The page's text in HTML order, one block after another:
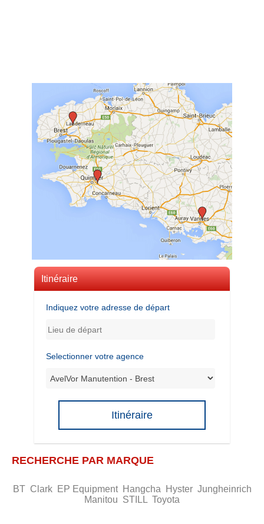
Itinéraire
Indiquez votre adresse de départ
Selectionner votre agence
Itinéraire
RECHERCHE PAR MARQUE
BT Clark EP Equipment Hangcha Hyster Jungheinrich
Manitou STILL Toyota